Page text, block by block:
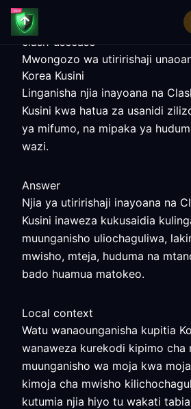
clash-usecase
Mwongozo wa utiririshaji
Korea Kusini
Linganisha njia inayoana na
Kusini kwa hatua za usanidi
ya mifumo, na mipaka ya
wazi.
Answer
Njia ya utiririshaji inayoana na
Kusini inaweza kukusaidia
muunganisho uliochaguliwa,
mwisho, mteja, huduma na
bado huamua matokeo.
Local context
Watu wanaounganisha kupitia
wanaweza kurekodi kipimo cha
muunganisho wa moja kwa
kimoja cha mwisho
kutumia njia hiyo tu wakati